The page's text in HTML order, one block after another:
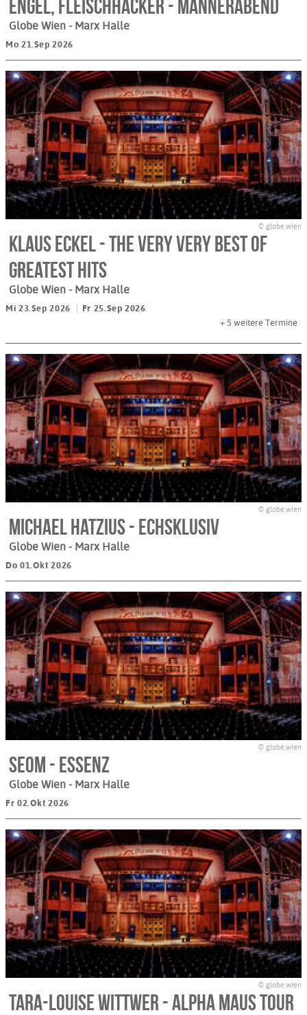
Engel, Fleischhacker - Männerabend
Globe Wien - Marx Halle
Mo 21.Sep 2026
© globe.wien
Klaus Eckel - The very very best of
greatest Hits
Globe Wien - Marx Halle
Mi 23.Sep 2026
Fr 25.Sep 2026
+ 5 weitere Termine
© globe.wien
Michael Hatzius - Echsklusiv
Globe Wien - Marx Halle
Do 01.Okt 2026
© globe.wien
SEOM - ESSENZ
Globe Wien - Marx Halle
Fr 02.Okt 2026
© globe.wien
Tara-Louise Wittwer - Alpha Maus Tour